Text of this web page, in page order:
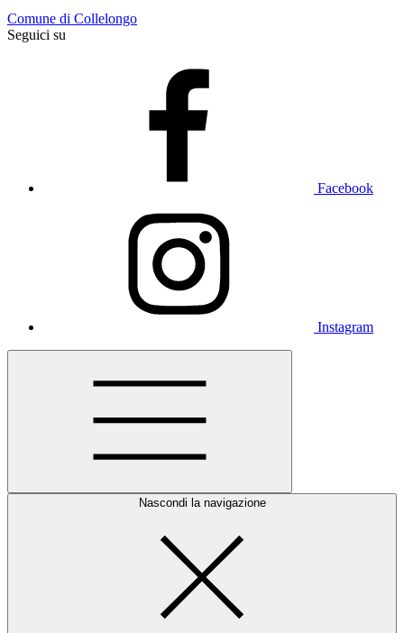
Comune di Collelongo
Seguici su
Facebook
Instagram
Nascondi la navigazione